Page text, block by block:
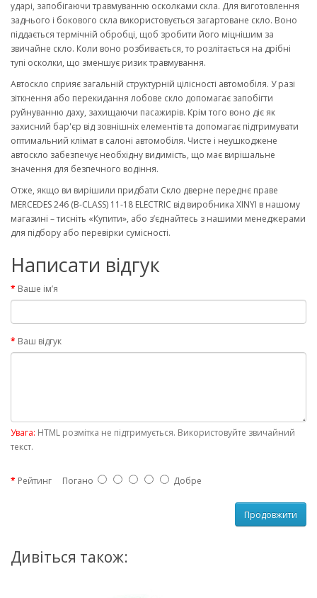
ударі, запобігаючи травмуванню осколками скла. Для виготовлення
заднього і бокового скла використовується загартоване скло. Воно
піддається термічній обробці, щоб зробити його міцнішим за
звичайне скло. Коли воно розбивається, то розлітається на дрібні
тупі осколки, що зменшує ризик травмування.
Автоскло сприяє загальній структурній цілісності автомобіля. У разі
зіткнення або перекидання лобове скло допомагає запобігти
руйнуванню даху, захищаючи пасажирів. Крім того воно діє як
захисний бар'єр від зовнішніх елементів та допомагає підтримувати
оптимальний клімат в салоні автомобіля. Чисте і неушкоджене
автоскло забезпечує необхідну видимість, що має вирішальне
значення для безпечного водіння.
Отже, якщо ви вирішили придбати Скло дверне переднє праве
MERCEDES 246 (B-CLASS) 11-18 ELECTRIC від виробника XINYI в нашому
магазині – тисніть «Купити», або з’єднайтесь з нашими менеджерами
для підбору або перевірки сумісності.
Написати відгук
Ваше ім’я
Ваш відгук
Увага: HTML розмітка не підтримується. Використовуйте звичайний
текст.
Рейтинг Погано Добре
Продовжити
Дивіться також: